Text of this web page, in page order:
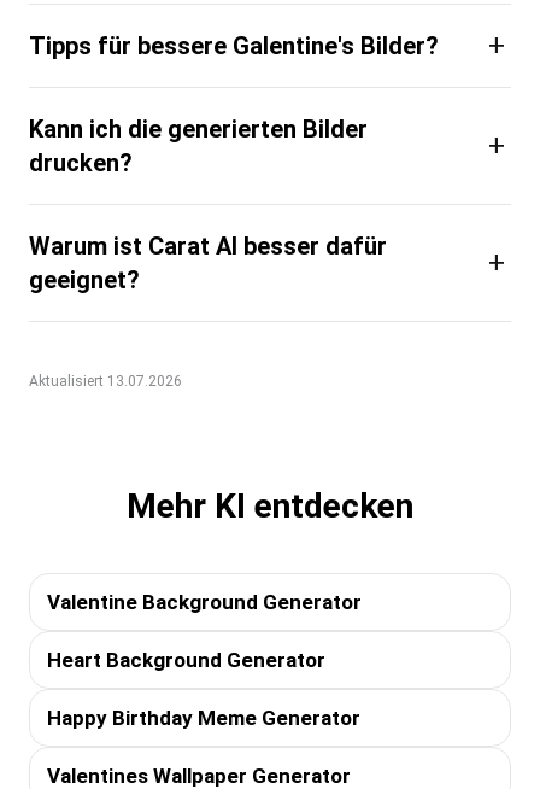
Tipps für bessere Galentine's Bilder? +
Kann ich die generierten Bilder
drucken?
+
Warum ist Carat AI besser dafür
geeignet?
+
Aktualisiert 13.07.2026
Mehr KI entdecken
Valentine Background Generator
Heart Background Generator
Happy Birthday Meme Generator
Valentines Wallpaper Generator